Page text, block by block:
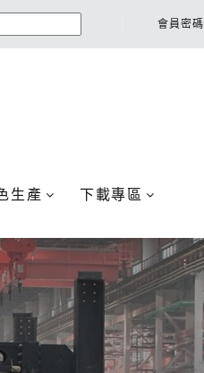
會員密碼
生產 下載專區